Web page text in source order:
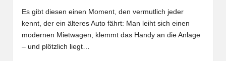
Es gibt diesen einen Moment, den vermutlich jeder
kennt, der ein älteres Auto fährt: Man leiht sich einen
modernen Mietwagen, klemmt das Handy an die Anlage
– und plötzlich liegt…